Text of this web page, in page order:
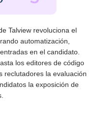
Talview revoluciona el
automatización,
en el candidato.
los editores de código
reclutadores la evaluación
la exposición de